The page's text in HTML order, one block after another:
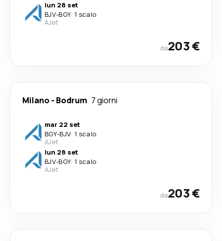
lun 28 set
BJV-BGY· 1 scalo
AJet
da203 €
Milano - Bodrum 7 giorni
mar 22 set
BGY-BJV· 1 scalo
AJet
lun 28 set
BJV-BGY· 1 scalo
AJet
da203 €